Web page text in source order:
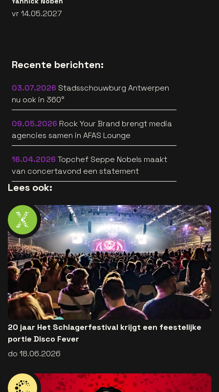
vr 14.05.2027
Recente berichten:
03.07.2026 Stadsschouwburg Antwerpen
nu ook in 360°
09.05.2026 Rock Your Brand brengt media
agencies samen in AFAS Lounge
16.04.2026 Topchef Seppe Nobels maakt
van concertavond een statement
Lees ook:
20 jaar Het Schlagerfestival krijgt een feestelijke
portie Disco Fever
do 18.06.2026